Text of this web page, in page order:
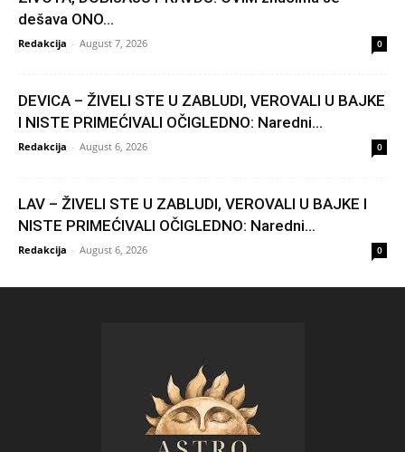
dešava ONO...
Redakcija - August 7, 2026 0
DEVICA – ŽIVELI STE U ZABLUDI, VEROVALI U BAJKE
I NISTE PRIMEĆIVALI OČIGLEDNO: Naredni...
Redakcija - August 6, 2026 0
LAV – ŽIVELI STE U ZABLUDI, VEROVALI U BAJKE I
NISTE PRIMEĆIVALI OČIGLEDNO: Naredni...
Redakcija - August 6, 2026 0